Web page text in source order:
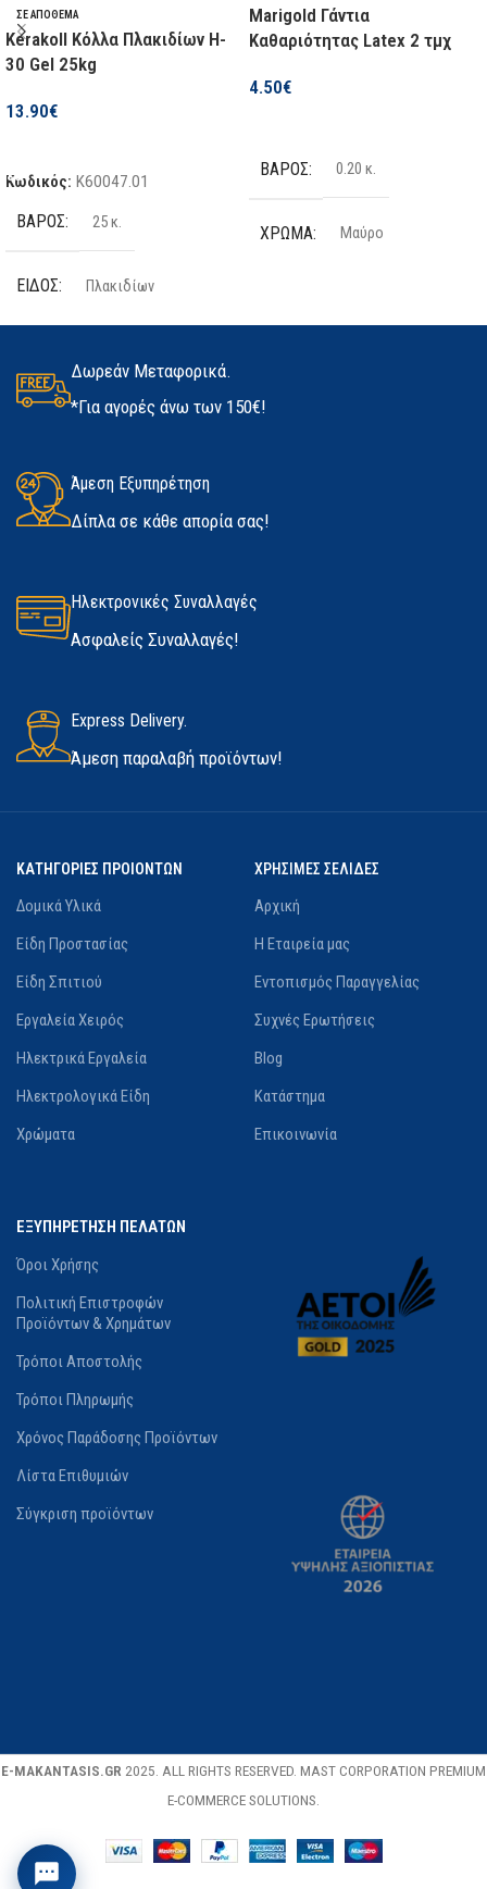
ΚΑΤΑΣΚΕΥΑΣΤΉΣ
ΔΙΑΘΕΣΙΜΌΤΗΤΑ
Σε απόθεμα
ΚΑΤΑΣΚΕΥΑΣΤΉΣ
Σε απόθεμα
ΣΕ ΑΠΌΘΕΜΑ
Kerakoll Κόλλα Πλακιδίων H-
30 Gel 25kg
13.90€
Κωδικός: K60047.01
ΒΆΡΟΣ 25 κ.
ΕΊΔΟΣ Πλακιδίων
ΚΑΤΑΣΚΕΥΑΣΤΉΣ Kerakoll
ΔΙΑΘΕΣΙΜΌΤΗΤΑ
Marigold Γάντια
Καθαριότητας Latex 2 τμχ
4.50€
ΒΆΡΟΣ 0.20 κ.
ΧΡΏΜΑ Μαύρο
Δωρεάν Μεταφορικά.
*Για αγορές άνω των 150€!
Άμεση Εξυπηρέτηση
Δίπλα σε κάθε απορία σας!
Ηλεκτρονικές Συναλλαγές
Ασφαλείς Συναλλαγές!
Express Delivery.
Άμεση παραλαβή προϊόντων!
ΚΑΤΗΓΟΡΙΕΣ ΠΡΟΙΟΝΤΩΝ
Δομικά Υλικά
Είδη Προστασίας
Είδη Σπιτιού
Εργαλεία Χειρός
Ηλεκτρικά Εργαλεία
Ηλεκτρολογικά Είδη
Χρώματα
ΧΡΗΣΙΜΕΣ ΣΕΛΙΔΕΣ
Αρχική
Η Εταιρεία μας
Εντοπισμός Παραγγελίας
Συχνές Ερωτήσεις
Blog
Κατάστημα
Επικοινωνία
ΕΞΥΠΗΡΕΤΗΣΗ ΠΕΛΑΤΩΝ
Όροι Χρήσης
Πολιτική Επιστροφών
Προϊόντων & Χρημάτων
Τρόποι Αποστολής
Τρόποι Πληρωμής
Χρόνος Παράδοσης Προϊόντων
Λίστα Επιθυμιών
Σύγκριση προϊόντων
E-MAKANTASIS.GR 2025. ALL RIGHTS RESERVED. MAST CORPORATION PREMIUM
E-COMMERCE SOLUTIONS.
Stanley